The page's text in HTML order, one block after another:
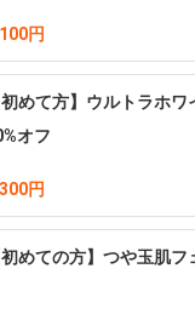
円
初めて方】ウルトラホ
オフ
円
初めての方】つや玉肌